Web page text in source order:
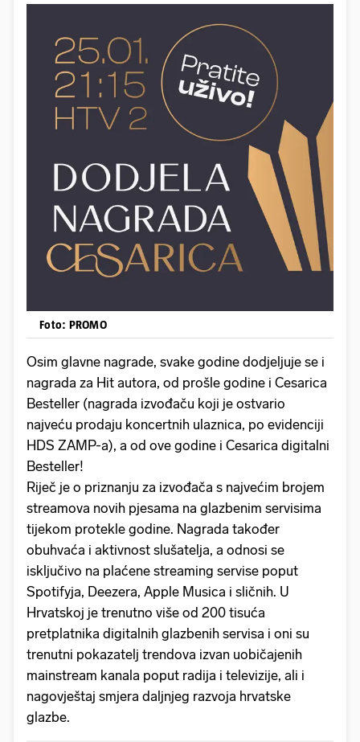
Foto: PROMO
Osim glavne nagrade, svake godine dodjeljuje se i
nagrada za Hit autora, od prošle godine i Cesarica
Besteller (nagrada izvođaču koji je ostvario
najveću prodaju koncertnih ulaznica, po evidenciji
HDS ZAMP-a), a od ove godine i Cesarica digitalni
Besteller!
Riječ je o priznanju za izvođača s najvećim brojem
streamova novih pjesama na glazbenim servisima
tijekom protekle godine. Nagrada također
obuhvaća i aktivnost slušatelja, a odnosi se
isključivo na plaćene streaming servise poput
Spotifyja, Deezera, Apple Musica i sličnih. U
Hrvatskoj je trenutno više od 200 tisuća
pretplatnika digitalnih glazbenih servisa i oni su
trenutni pokazatelj trendova izvan uobičajenih
mainstream kanala poput radija i televizije, ali i
nagovještaj smjera daljnjeg razvoja hrvatske
glazbe.